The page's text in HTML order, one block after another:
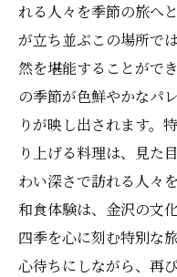
れる人々を季節の旅へ
が立ち並ぶこの場所で
然を堪能することがで
の季節が色鮮やかなパ
りが映し出されます。
り上げる料理は、見た
わい深さで訪れる人々
和食体験は、金沢の文
四季を心に刻む特別な
心待ちにしながら、再